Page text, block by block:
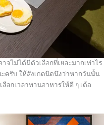
จไม่ได้มีตัวเลือกที่เยอะมากเท่าไร
ครับ ให้สังเกตนิดนึงว่าหากวันนั้น
อกเวลาทานอาหารให้ดี ๆ เด้อ